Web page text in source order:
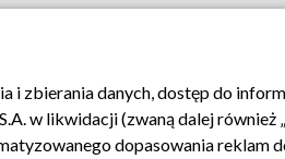
Biuro reklamy Kontakt
i zbierania danych, dostęp do
w likwidacji (zwaną dalej również
dopasowania reklam